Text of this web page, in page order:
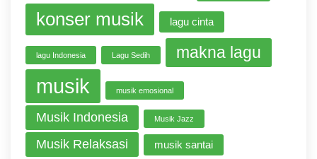
konser musik lagu cinta
lagu Indonesia Lagu Sedih makna lagu
musik musik emosional
Musik Indonesia Musik Jazz
Musik Relaksasi musik santai